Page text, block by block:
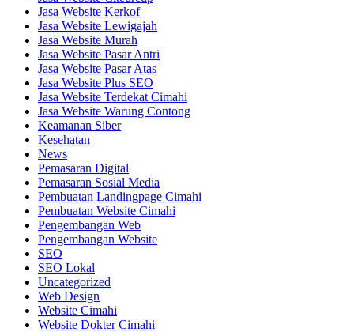
Jasa Website Kerkof
Jasa Website Lewigajah
Jasa Website Murah
Jasa Website Pasar Antri
Jasa Website Pasar Atas
Jasa Website Plus SEO
Jasa Website Terdekat Cimahi
Jasa Website Warung Contong
Keamanan Siber
Kesehatan
News
Pemasaran Digital
Pemasaran Sosial Media
Pembuatan Landingpage Cimahi
Pembuatan Website Cimahi
Pengembangan Web
Pengembangan Website
SEO
SEO Lokal
Uncategorized
Web Design
Website Cimahi
Website Dokter Cimahi